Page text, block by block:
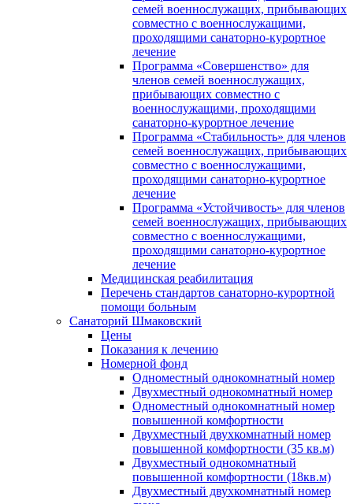
семей военнослужащих, прибывающих
совместно с военнослужащими,
проходящими санаторно-курортное
лечение
Программа «Совершенство» для
членов семей военнослужащих,
прибывающих совместно с
военнослужащими, проходящими
санаторно-курортное лечение
Программа «Стабильность» для членов
семей военнослужащих, прибывающих
совместно с военнослужащими,
проходящими санаторно-курортное
лечение
Программа «Устойчивость» для членов
семей военнослужащих, прибывающих
совместно с военнослужащими,
проходящими санаторно-курортное
лечение
Медицинская реабилитация
Перечень стандартов санаторно-курортной
помощи больным
Санаторий Шмаковский
Цены
Показания к лечению
Номерной фонд
Одноместный однокомнатный номер
Двухместный однокомнатный номер
Одноместный однокомнатный номер
повышенной комфортности
Двухместный двухкомнатный номер
повышенной комфортности (35 кв.м)
Двухместный однокомнатный
повышенной комфортности (18кв.м)
Двухместный двухкомнатный номер